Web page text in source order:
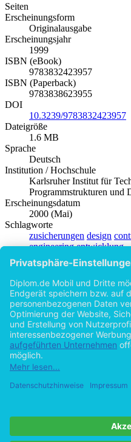
Seiten
Erscheinungsform
Originalausgabe
Erscheinungsjahr
1999
ISBN (eBook)
9783832423957
ISBN (Paperback)
9783838623955
DOI
10.3239/9783832423957
Dateigröße
1.6 MB
Sprache
Deutsch
Institution / Hochschule
Karlsruher Institut für
Programmstrukturen und
Erscheinungsdatum
2000 (Mai)
Schlagworte
zusicherungen design
engineering entwicklung
Produktsicherheit
Diplom.de
Autor
Rainer Typke
Hilfe/FAQ
Impressum
Datenschutz
Vertrag widerrufen
Copyright ©Imprint in der